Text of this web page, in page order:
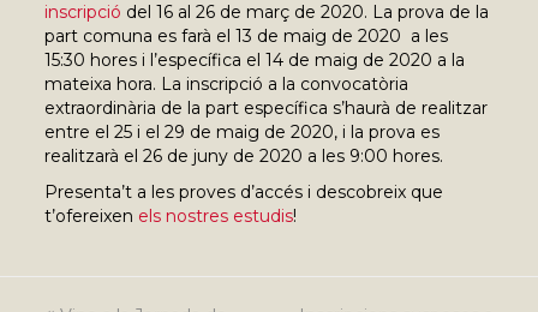
inscripció del 16 al 26 de març de 2020. La prova de la
part comuna es farà el 13 de maig de 2020 a les
15:30 hores i l’específica el 14 de maig de 2020 a la
mateixa hora. La inscripció a la convocatòria
extraordinària de la part específica s’haurà de realitzar
entre el 25 i el 29 de maig de 2020, i la prova es
realitzarà el 26 de juny de 2020 a les 9:00 hores.
Presenta’t a les proves d’accés i descobreix que
t’ofereixen els nostres estudis!